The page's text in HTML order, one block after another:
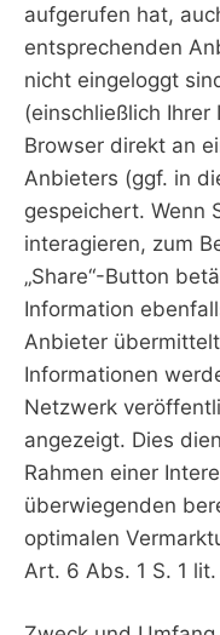
aufgerufen hat,
entsprechenden
nicht eingeloggt
(einschließlich
Browser direkt an
Anbieters (ggf. in
gespeichert. Wenn
interagieren, zum
„Share“-Button
Information
Anbieter
Informationen
Netzwerk
angezeigt. Dies
Rahmen einer
überwiegenden
optimalen
Art. 6 Abs. 1 S. 1 lit.